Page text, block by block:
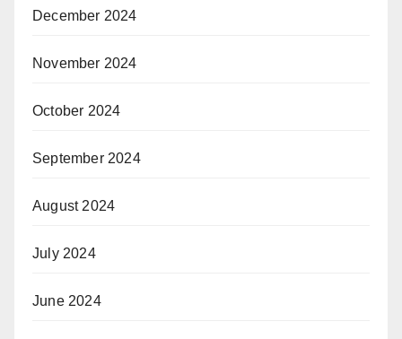
December 2024
November 2024
October 2024
September 2024
August 2024
July 2024
June 2024